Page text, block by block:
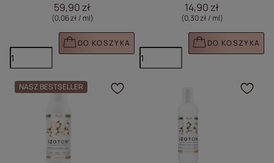
inhibicja acrylo-gel 1000ml
59,90 zł
(0,06 zł / ml)
DO KOSZYKA
inhibicja acrylo-gel 50ml
14,90 zł
(0,30 zł / ml)
DO KOSZYKA
NASZ BESTSELLER Kliknij, aby dodać